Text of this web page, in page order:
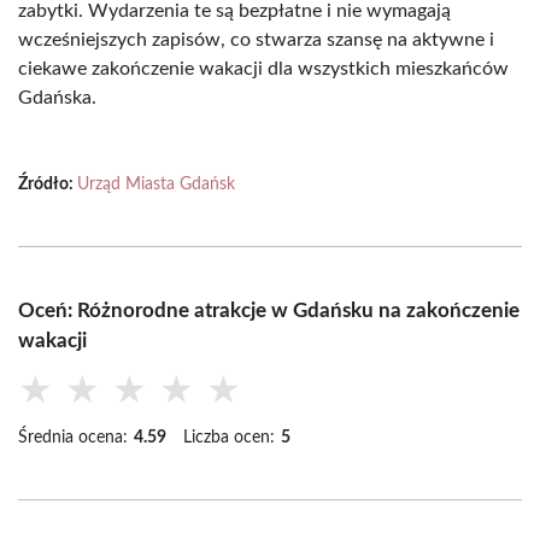
zabytki. Wydarzenia te są bezpłatne i nie wymagają
wcześniejszych zapisów, co stwarza szansę na aktywne i
ciekawe zakończenie wakacji dla wszystkich mieszkańców
Gdańska.
Źródło: Urząd Miasta Gdańsk
Oceń: Różnorodne atrakcje w Gdańsku na zakończenie
wakacji
★ ★ ★ ★ ★
Średnia ocena: 4.59 Liczba ocen: 5